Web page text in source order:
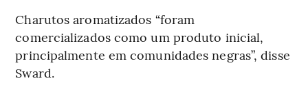
Charutos aromatizados “foram
comercializados como um produto inicial,
principalmente em comunidades negras”, disse
Sward.